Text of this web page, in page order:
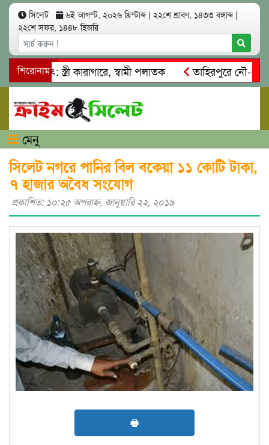
সিলেট ৬ই আগস্ট, ২০২৬ খ্রিস্টাব্দ | ২২শে শ্রাবণ, ১৪৩৩ বঙ্গাব্দ |
২২শে সফর, ১৪৪৮ হিজরি
শিরোনামস্ত্রী কারাগারে, স্বামী পলাতক
তাহিরপুরে নৌ-ধর্মঘট
মারধর
নগরীতে কোটি টাকার সম্পত্তি দখলের চেষ্টা:
মেনু
সিলেট নগরে পানির বিল বকেয়া ১১ কোটি টাকা,
৭ হাজার অবৈধ সংযোগ
প্রকাশিত: ১০:২৫ অপরাহ্ণ, জানুয়ারি ২২, ২০১৯
🖶